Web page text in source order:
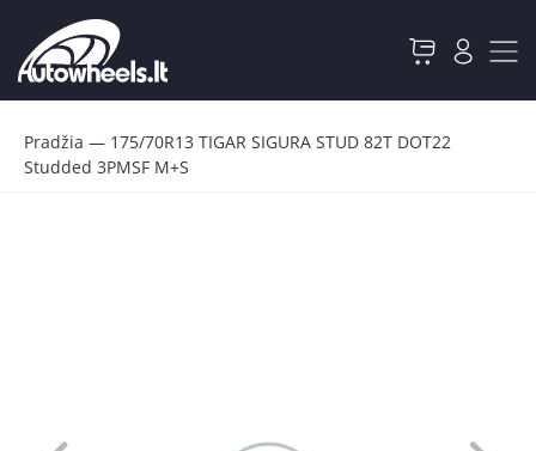
Pradžia — 175/70R13 TIGAR SIGURA STUD 82T DOT22
Studded 3PMSF M+S